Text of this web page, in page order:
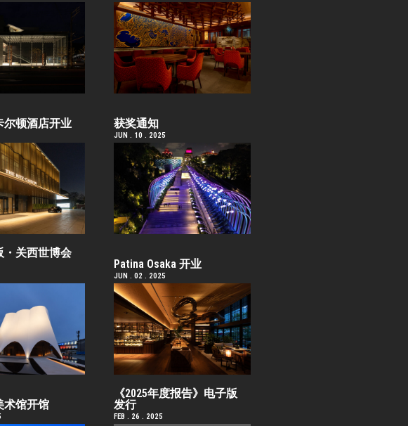
尔顿酒店开业 获奖通知
JUN . 10 . 2025
・关西世博会
Patina Osaka 开业
JUN . 02 . 2025
术馆开馆
《2025年度报告》电子版
发行
FEB . 26 . 2025